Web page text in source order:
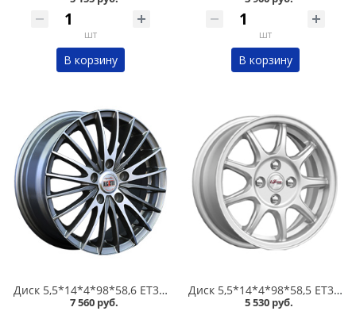
шт
В корзину
шт
В корзину
Диск 5,5*14*4*98*58,6 ET35 Alcasta M02 GMF /темно-серый полированный/ в Кургане
7 560 руб.
Диск 5,5*14*4*98*58,5 ET35 iFree Эвил Нео-классик в Кургане
5 530 руб.